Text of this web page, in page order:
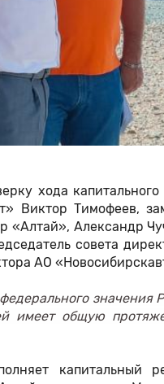
хода
Виктор Тимофеев,
«Алтай», Александр
совета
АО
имеет общую
капитальный